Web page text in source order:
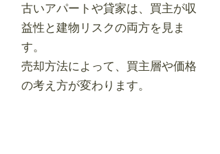
古いアパートや貸家は、買主が収
益性と建物リスクの両方を見ま
す。
売却方法によって、買主層や価格
の考え方が変わります。